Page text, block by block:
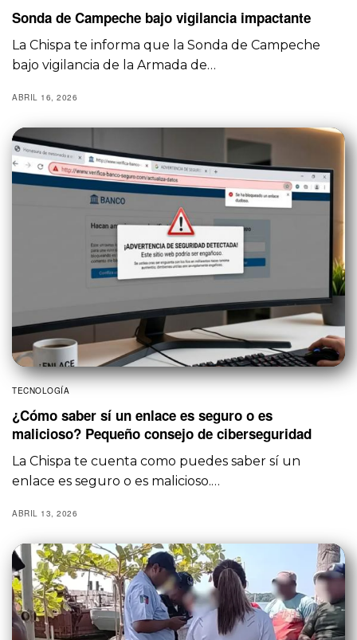
Sonda de Campeche bajo vigilancia impactante
La Chispa te informa que la Sonda de Campeche
bajo vigilancia de la Armada de…
ABRIL 16, 2026
TECNOLOGÍA
¿Cómo saber sí un enlace es seguro o es
malicioso? Pequeño consejo de ciberseguridad
La Chispa te cuenta como puedes saber sí un
enlace es seguro o es malicioso.…
ABRIL 13, 2026